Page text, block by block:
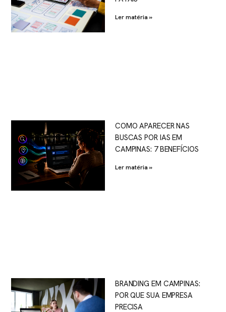
Ler matéria »
COMO APARECER NAS
BUSCAS POR IAS EM
CAMPINAS: 7 BENEFÍCIOS
Ler matéria »
BRANDING EM CAMPINAS:
POR QUE SUA EMPRESA
PRECISA